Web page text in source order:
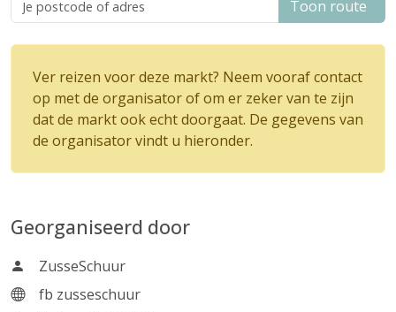
Toon route
Ver reizen voor deze markt? Neem vooraf contact
op met de organisator of om er zeker van te zijn
dat de markt ook echt doorgaat. De gegevens van
de organisator vindt u hieronder.
Georganiseerd door
ZusseSchuur
fb zusseschuur